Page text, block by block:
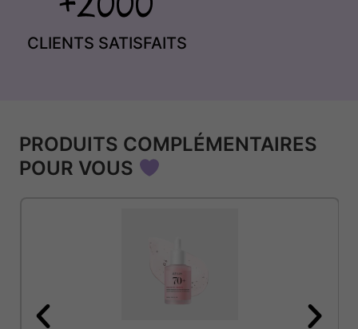
CLIENTS SATISFAITS
PRODUITS COMPLÉMENTAIRES
POUR VOUS